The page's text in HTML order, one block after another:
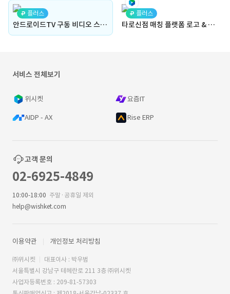
플러스
안드로이드TV 구동 비디오 스트리밍 앱
플러스
타로신점 매칭 플랫폼 로고 & 브랜드 아이덴티티 디자인
서비스 전체보기
위시켓 요즘IT
AIDP - AX Rise ERP
고객 문의
02-6925-4849
10:00-18:00 주말·공휴일 제외
help@wishket.com
이용약관 개인정보 처리방침
㈜위시켓
대표이사 : 박우범
서울특별시 강남구 테헤란로 211 3층 ㈜위시켓
사업자등록번호 : 209-81-57303